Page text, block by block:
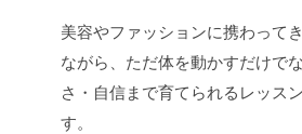
美容やファッションに携わって
ながら、ただ体を動かすだけで
さ・自信まで育てられるレッス
す。